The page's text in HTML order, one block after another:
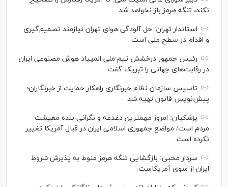
نکند، تنگه هرمز باز نخواهد شد
استاندار تهران: حل آلودگی هوای تهران نیازمند تصمیم‌گیری
و اقدام در سطح ملی است
رئیس جمهور درخشش تیم ملی المپیاد هوش مصنوعی ایران
در رقابت‌های جهانی را تبریک گفت
تاسیس سازمان نظام خبرنگاری راهکار حمایت از خبرنگاران؛
پیش‌نویس قانون تهیه شد
پزشکیان: امروز مهمترین دغدغه و نگرانی بنده معیشت
مردم است/ مواضع جمهوری اسلامی ایران در قبال آمریکا تغییر
نکرده است
سردار محبی: بازگشایی تنگه هرمز منوط به پذیرش شروط
ایران از سوی آمریکاست